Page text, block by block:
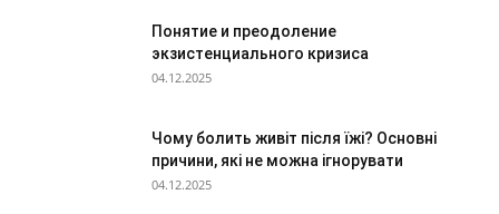
Понятие и преодоление
экзистенциального кризиса
04.12.2025
Чому болить живіт після їжі? Основні
причини, які не можна ігнорувати
04.12.2025